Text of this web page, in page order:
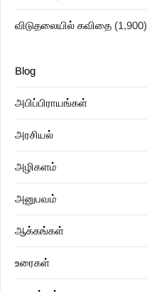
விடுதலையில் கவிதை (1,900)
Blog
அபிப்பிராயங்கள்
அரசியல்
அழிகளம்
அனுபவம்
ஆக்கங்கள்
உரைகள்